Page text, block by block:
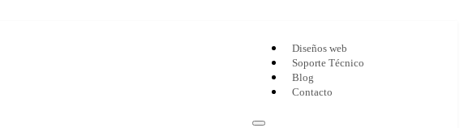
Diseños web
Soporte Técnico
Blog
Contacto